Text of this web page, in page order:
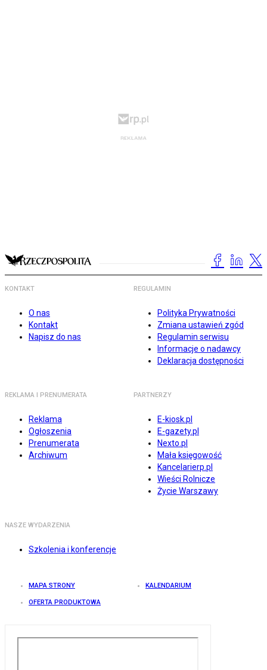
KONTAKT
O nas
Kontakt
Napisz do nas
REGULAMIN
Polityka Prywatności
Zmiana ustawień zgód
Regulamin serwisu
Informacje o nadawcy
Deklaracja dostępności
REKLAMA I PRENUMERATA
Reklama
Ogłoszenia
Prenumerata
Archiwum
PARTNERZY
E-kiosk.pl
E-gazety.pl
Nexto.pl
Mała księgowość
Kancelarierp.pl
Wieści Rolnicze
Życie Warszawy
NASZE WYDARZENIA
Szkolenia i konferencje
MAPA STRONY KALENDARIUM
OFERTA PRODUKTOWA